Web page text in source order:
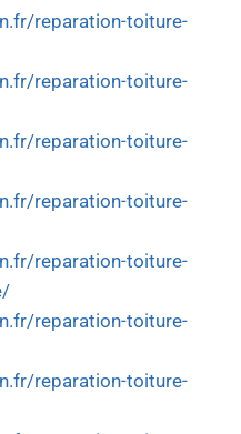
reparation-toiture-
reparation-toiture-
reparation-toiture-
reparation-toiture-
reparation-toiture-
reparation-toiture-
reparation-toiture-